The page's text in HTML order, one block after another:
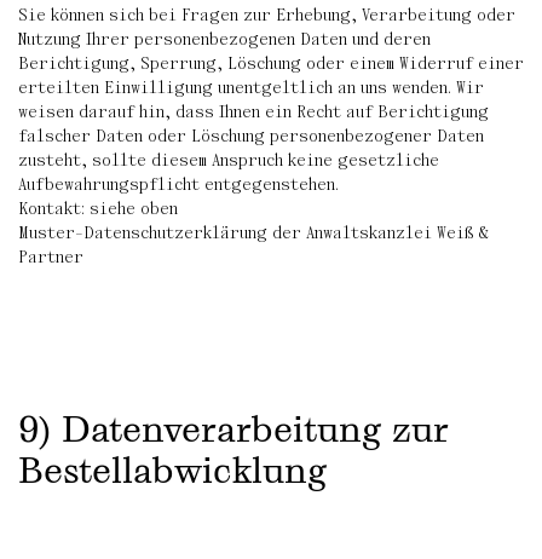
Sie können sich bei Fragen zur Erhebung, Verarbeitung oder
Nutzung Ihrer personenbezogenen Daten und deren
Berichtigung, Sperrung, Löschung oder einem Widerruf einer
erteilten Einwilligung unentgeltlich an uns wenden. Wir
weisen darauf hin, dass Ihnen ein Recht auf Berichtigung
falscher Daten oder Löschung personenbezogener Daten
zusteht, sollte diesem Anspruch keine gesetzliche
Aufbewahrungspflicht entgegenstehen.
Kontakt: siehe oben
Muster-Datenschutzerklärung der Anwaltskanzlei Weiß &
Partner
9) Datenverarbeitung zur
Bestellabwicklung